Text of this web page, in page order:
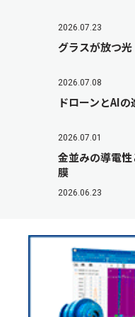
2026.07.23
グラスが放つ光
2026.07.08
ドローンとAI
2026.07.01
金並みの導電
膜
2026.06.23